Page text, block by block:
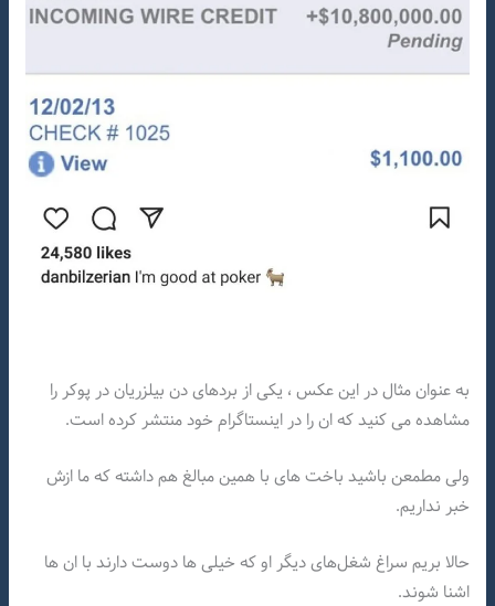
به عنوان مثال در این عکس ، یکی از بردهای دن بیلزریان در پوکر را
مشاهده می کنید که ان را در اینستاگرام خود منتشر کرده است.
ولی مطمعن باشید باخت های با همین مبالغ هم داشته که ما ازش
خبر نداریم.
حالا بریم سراغ شغل‌های دیگر او که خیلی ها دوست دارند با ان ها
اشنا شوند.